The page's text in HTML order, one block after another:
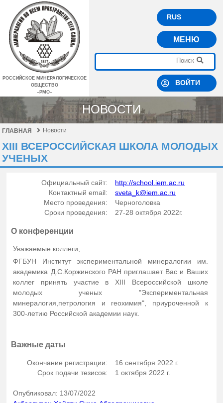
РОССИЙСКОЕ МИНЕРАЛОГИЧЕСКОЕ
ОБЩЕСТВО
–РМО–
RUS
МЕНЮ
ВОЙТИ
НОВОСТИ
ГЛАВНАЯ Новости
XIII ВСЕРОССИЙСКАЯ ШКОЛА МОЛОДЫХ
УЧЕНЫХ
Официальный сайт:
http://school.iem.ac.ru
Контактный email:
sveta_k@iem.ac.ru
Место проведения:
Черноголовка
Сроки проведения:
27-28 октября 2022г.
О конференции
Уважаемые коллеги,
ФГБУН Институт экспериментальной минералогии им.
академика Д.С.Коржинского РАН приглашает Вас и Ваших
коллег принять участие в XIII Всероссийской школе
молодых ученых "Экспериментальная
минералогия,петрология и геохимия", приуроченной к
300-летию Российской академии наук.
Важные даты
Окончание регистрации:
16 сентября 2022 г.
Срок подачи тезисов:
1 октября 2022 г.
Опубликовал: 13/07/2022